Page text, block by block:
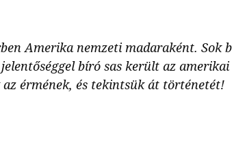
Amerika nemzeti madaraként.
bíró sas került az
érmének, és tekintsük át történetét!